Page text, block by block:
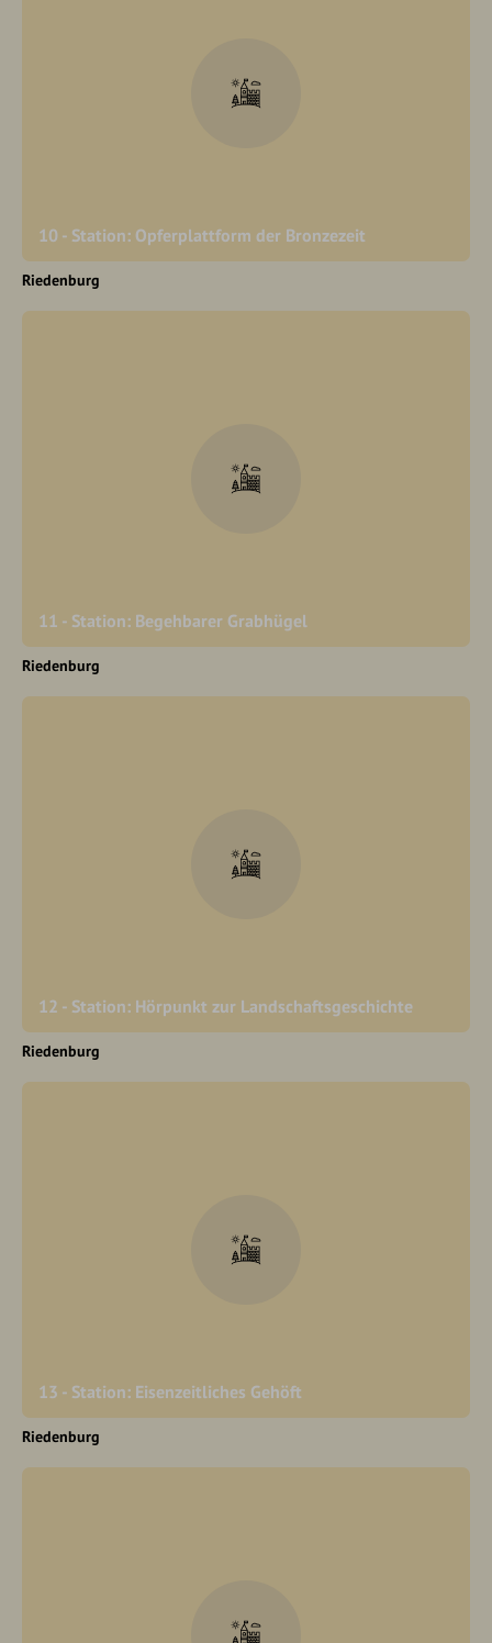
10 - Station: Opferplattform der Bronzezeit
Riedenburg
11 - Station: Begehbarer Grabhügel
Riedenburg
12 - Station: Hörpunkt zur Landschaftsgeschichte
Riedenburg
13 - Station: Eisenzeitliches Gehöft
Riedenburg